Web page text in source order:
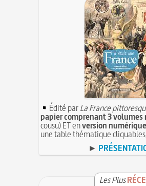
Édité parLa France
papier comprenant 3 volumes
cousu) ET enversion numérique
une table thématique
►
Les Plus